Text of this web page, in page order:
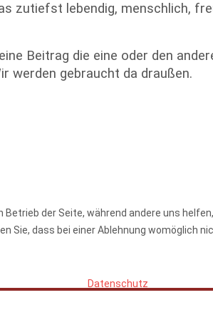
zutiefst lebendig, menschlich,
Beitrag die eine oder den
werden gebraucht da draußen.
der Seite, während andere uns
Sie, dass bei einer Ablehnung womöglich
Datenschutz